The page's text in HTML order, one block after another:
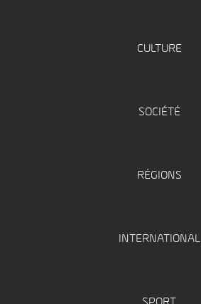
CULTURE
SOCIÉTÉ
RÉGIONS
INTERNATIONAL